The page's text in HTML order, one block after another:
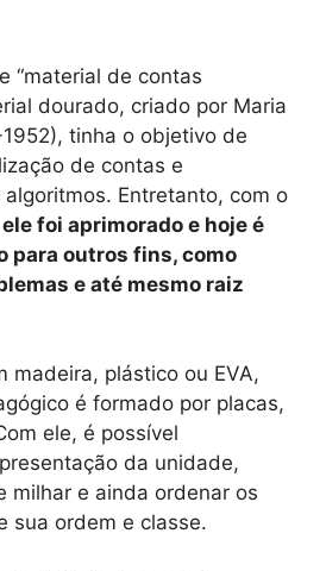
“material de contas
dourado, criado por Maria
tinha o objetivo de
de contas e
Entretanto, com o
ele foi aprimorado e hoje é
para outros fins, como
e até mesmo raiz
madeira, plástico ou EVA,
é formado por placas,
ele, é possível
da unidade,
milhar e ainda ordenar os
sua ordem e classe.